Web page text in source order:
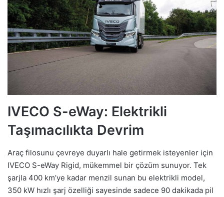
IVECO S-eWay: Elektrikli
Taşımacılıkta Devrim
Araç filosunu çevreye duyarlı hale getirmek isteyenler için
IVECO S-eWay Rigid, mükemmel bir çözüm sunuyor. Tek
şarjla 400 km’ye kadar menzil sunan bu elektrikli model,
350 kW hızlı şarj özelliği sayesinde sadece 90 dakikada pil